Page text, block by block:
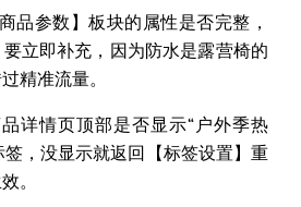
品参数】板块的属性是否完整，
立即补充，因为防水是露营椅的
精准流量。
详情页顶部是否显示“户外季热
签，没显示就返回【标签设置】重
。